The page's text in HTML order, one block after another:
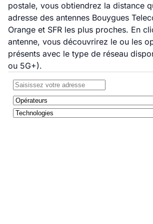
postale, vous obtiendrez la distance
adresse des antennes Bouygues
Orange et SFR les plus proches. En
antenne, vous découvrirez le ou les
présents avec le type de réseau
ou 5G+).